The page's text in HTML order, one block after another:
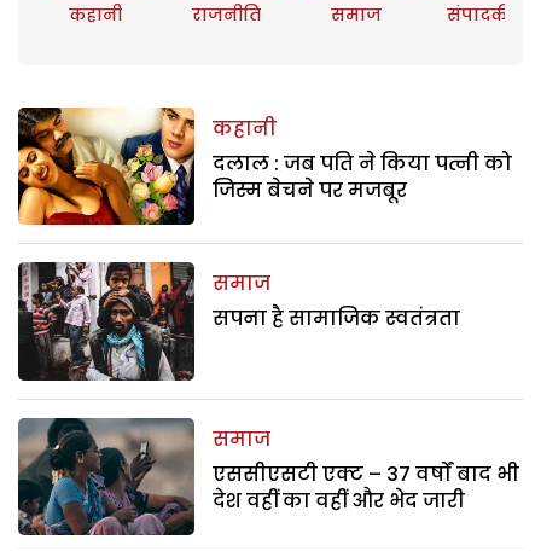
कहानी राजनीति समाज संपादकीय
कहानी
दलाल : जब पति ने किया पत्नी को
जिस्म बेचने पर मजबूर
समाज
सपना है सामाजिक स्वतंत्रता
समाज
एससीएसटी एक्ट – 37 वर्षों बाद भी
देश वहीं का वहीं और भेद जारी